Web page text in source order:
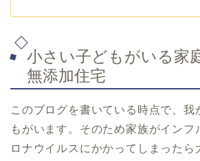
小さい子どもがいる家
無添加住宅
このブログを書いている時点で、我
もがいます。そのため家族がインフ
ロナウイルスにかかってしまったら